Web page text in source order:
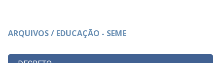
ARQUIVOS / EDUCAÇÃO - SEME